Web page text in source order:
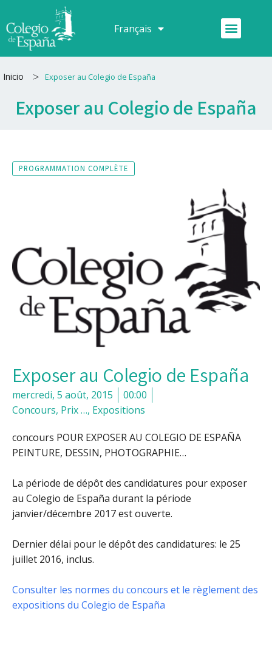
au
contenu
Français
Español Menu
Inicio > Exposer au Colegio de España
Exposer au Colegio de España
PROGRAMMATION COMPLÈTE
Exposer au Colegio de España
mercredi, 5 août, 2015
00:00
Concours, Prix …, Expositions
concours POUR EXPOSER AU COLEGIO DE ESPAÑA
PEINTURE, DESSIN, PHOTOGRAPHIE…
La période de dépôt des candidatures pour exposer
au Colegio de España durant la période
janvier/décembre 2017 est ouverte.
Dernier délai pour le dépôt des candidatures: le 25
juillet 2016, inclus.
Consulter les normes du concours et le règlement des
expositions du Colegio de España